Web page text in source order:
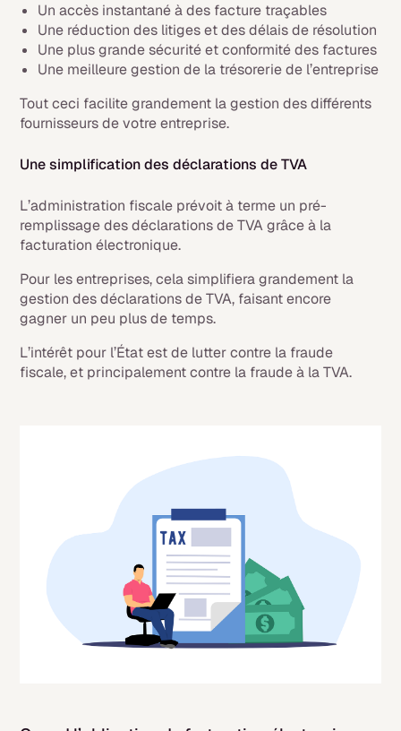
Un accès instantané à des facture traçables
Une réduction des litiges et des délais de résolution
Une plus grande sécurité et conformité des factures
Une meilleure gestion de la trésorerie de l’entreprise
Tout ceci facilite grandement la gestion des différents
fournisseurs de votre entreprise.
Une simplification des déclarations de TVA
L’administration fiscale prévoit à terme un pré-
remplissage des déclarations de TVA grâce à la
facturation électronique.
Pour les entreprises, cela simplifiera grandement la
gestion des déclarations de TVA, faisant encore
gagner un peu plus de temps.
L’intérêt pour l’État est de lutter contre la fraude
fiscale, et principalement contre la fraude à la TVA.